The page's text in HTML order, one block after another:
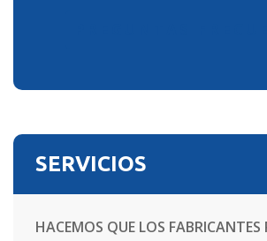
SERVICIOS
HACEMOS QUE LOS FABRICANTES